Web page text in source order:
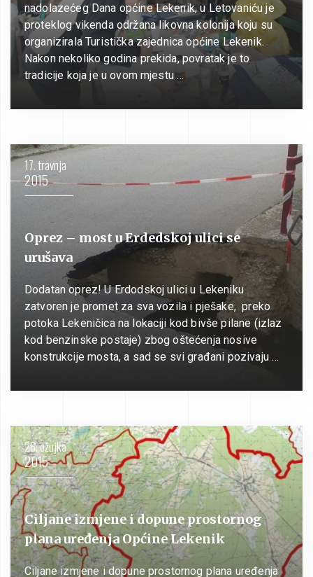
nadolazećeg Dana općine Lekenik, u Letovaniću je
proteklog vikenda održana likovna kolonija koju su
organizirala Turistička zajednica općine Lekenik.
Nakon nekoliko godina prekida, povratak je to
tradicije koja je u ovom mjestu …
17. travnja
2015
Oprez – most u Erdedskoj ulici se
urušava
Dodatan oprez! U Erdodskoj ulici u Lekeniku
zatvoren je promet za sva vozila i pješake, preko
potoka Lekeničica na lokaciji kod bivše pilane (izlaz
kod benzinske postaje) zbog oštećenja nosive
konstrukcije mosta, a sad se svi građani pozivaju …
26. ožujka
2015
Ciljane izmjene i dopune prostornog
plana uređenja Općine Lekenik
Ciljane izmjene i dopune prostornog plana uređenja